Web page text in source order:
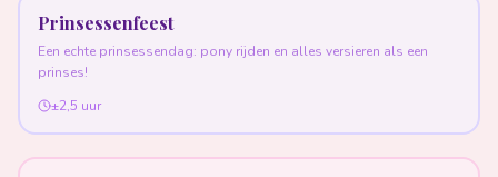
Prinsessenfeest
Een echte prinsessendag: pony rijden en alles versieren als een
prinses!
±2,5 uur